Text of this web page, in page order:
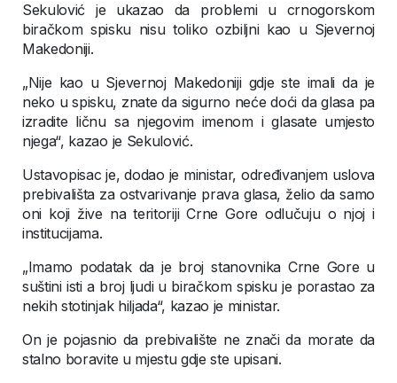
Sekulović je ukazao da problemi u crnogorskom
biračkom spisku nisu toliko ozbiljni kao u Sjevernoj
Makedoniji.
„Nije kao u Sjevernoj Makedoniji gdje ste imali da je
neko u spisku, znate da sigurno neće doći da glasa pa
izradite ličnu sa njegovim imenom i glasate umjesto
njega“, kazao je Sekulović.
Ustavopisac je, dodao je ministar, određivanjem uslova
prebivališta za ostvarivanje prava glasa, želio da samo
oni koji žive na teritoriji Crne Gore odlučuju o njoj i
institucijama.
„Imamo podatak da je broj stanovnika Crne Gore u
suštini isti a broj ljudi u biračkom spisku je porastao za
nekih stotinjak hiljada“, kazao je ministar.
On je pojasnio da prebivalište ne znači da morate da
stalno boravite u mjestu gdje ste upisani.